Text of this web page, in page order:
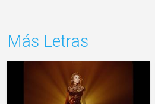
Más Letras